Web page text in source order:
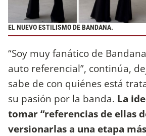
EL NUEVO ESTILISMO DE BANDANA.
“Soy muy fanático de
auto referencial”, continúa,
sabe de con quiénes está
su pasión por la banda. La
tomar “referencias de ellas
versionarlas a una etapa